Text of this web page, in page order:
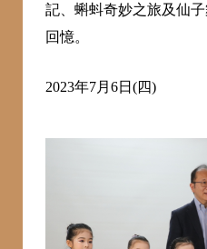
記、蝌蚪奇妙之旅及仙
回憶。
2023年7月6日(四)